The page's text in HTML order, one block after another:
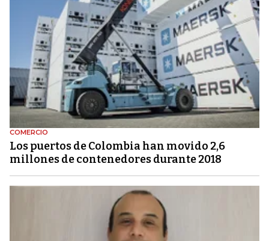
COMERCIO
Los puertos de Colombia han movido 2,6
millones de contenedores durante 2018